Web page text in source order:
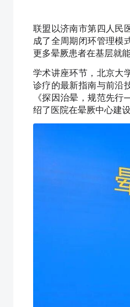
联盟以济南市第四人民
成了全周期闭环管理模
更多晕厥患者在基层就
学术讲座环节，北京大
诊疗的最新指南与前沿
《探因治晕，规范先
绍了医院在晕厥中心建